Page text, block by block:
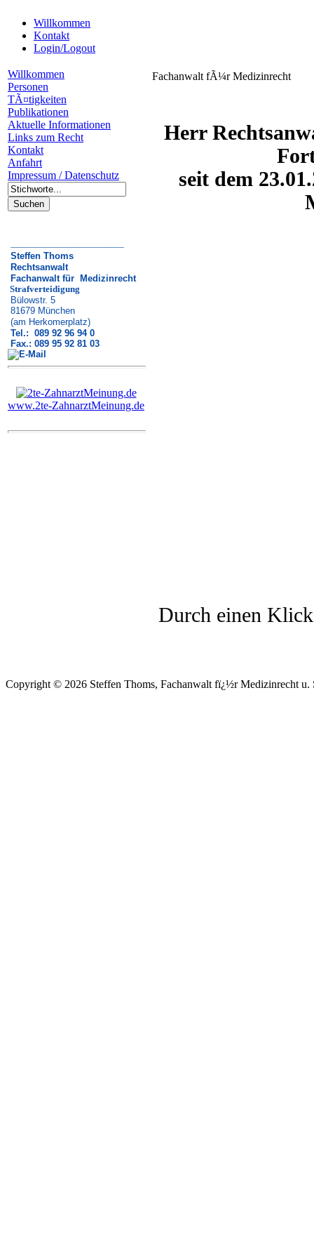
Willkommen
Kontakt
Login/Logout
Willkommen
Personen
TÃ¤tigkeiten
Publikationen
Aktuelle Informationen
Links zum Recht
Kontakt
Anfahrt
Impressum / Datenschutz
Steffen Thoms
Rechtsanwalt
Fachanwalt für
Medizinrecht
Strafverteidigung
Bülowstr. 5
81679 München
(am Herkomerplatz)
Tel.: 089 92 96 94 0
Fax.: 089 95 92 81 03
www.2te-ZahnarztMeinung.de
Fachanwalt fÃ¼r Medizinrecht
Herr
seit dem
Durch einen
Copyright © 2026 Steffen Thoms, Fachanwalt fï¿½r Medizinrecht u.